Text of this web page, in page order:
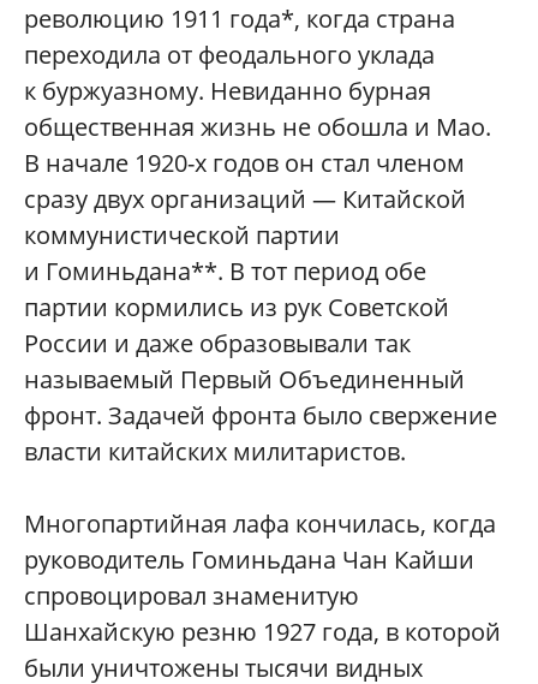
революцию 1911 года*, когда страна
переходила от феодального уклада
к буржуазному. Невиданно бурная
общественная жизнь не обошла и Мао.
В начале 1920-х годов он стал членом
сразу двух организаций — Китайской
коммунистической партии
и Гоминьдана**. В тот период обе
партии кормились из рук Советской
России и даже образовывали так
называемый Первый Объединенный
фронт. Задачей фронта было свержение
власти китайских милитаристов.
Многопартийная лафа кончилась, когда
руководитель Гоминьдана Чан Кайши
спровоцировал знаменитую
Шанхайскую резню 1927 года, в которой
были уничтожены тысячи видных